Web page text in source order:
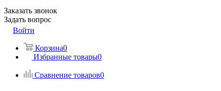
Заказать звонок
Задать вопрос
Войти
Корзина0
Избранные товары0
Сравнение товаров0